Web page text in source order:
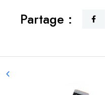
Partage :